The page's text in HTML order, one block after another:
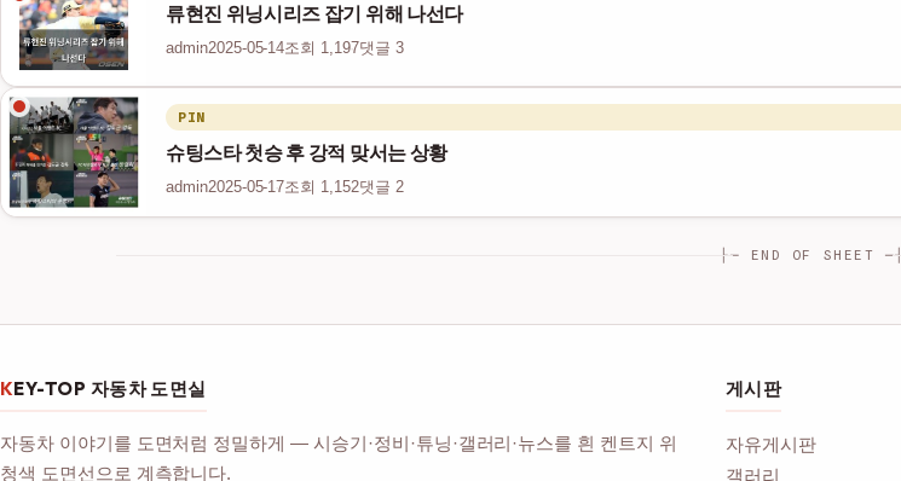
류현진 위닝시리즈 잡기 위해 나선다
admin2025-05-14조회 1,197댓글 3
PIN
슈팅스타 첫승 후 강적 맞서는 상황
admin2025-05-17조회 1,152댓글 2
├─ END OF SHEET ─┤
KEY-TOP 자동차 도면실
자동차 이야기를 도면처럼 정밀하게 — 시승기·정비·튜닝·갤러리·뉴스를 흰 켄트지 위
청색 도면선으로 계측합니다.
게시판
자유게시판
갤러리